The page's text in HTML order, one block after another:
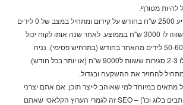
להיות מטורף.
ניקח לדוגמא לקוח שמשקיע 2500 ש"ח בחודש על קידום ומתחיל במצב של 0 לידים
מהאתר. נניח שכל עסקה שווה לו 3000 ש"ח בממוצע. לאחר שנה אותו לקוח יכול
להגיע למצב שהוא מקבל 50-60 לידים מהאתר בחודש (בתרחיש פסימי). נניח
שהוא סוגר 5% מהם – אלו 2-3 סגירות ששוות ל9000 ש"ח (או יותר בכל חודש).
להחזיר את ההשקעה ובגדול.
מתאים במיוחד למי שאוהב לייצר תוכן. אם אתם יצרני
תוכן (מצלמים סרטונים, כותבים בלוג וכו') – SEO זה לגמרי הערוץ הקלאסי שאתם